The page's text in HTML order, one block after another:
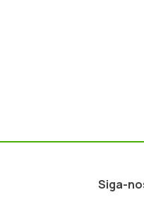
Siga-